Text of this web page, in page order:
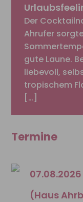
Der
Ahrufer
gute Laune.
liebevoll,
tropischem
[…]
Termine
(Haus